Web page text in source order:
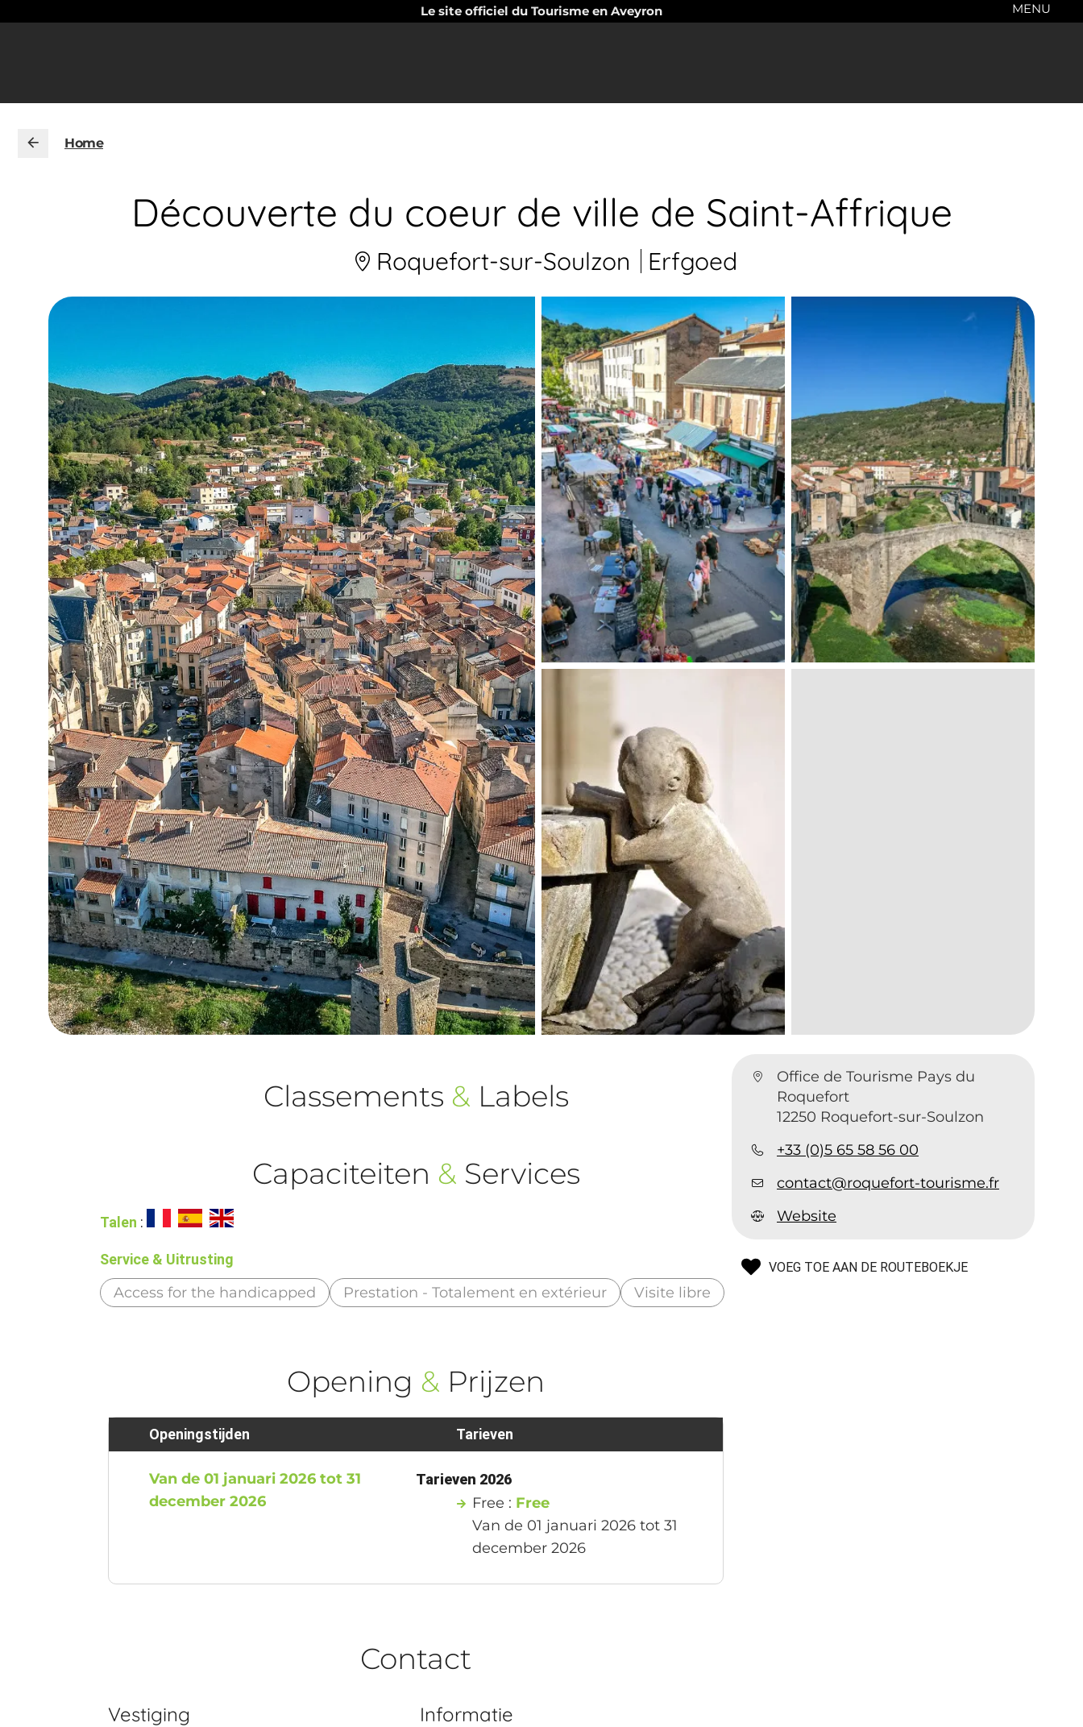
Le site officiel du Tourisme en Aveyron MENU
Home
Découverte du coeur de ville de Saint-Affrique
Roquefort-sur-Soulzon Erfgoed
Office de Tourisme Pays du
Roquefort
12250 Roquefort-sur-Soulzon
+33 (0)5 65 58 56 00
contact@roquefort-tourisme.fr
Website
VOEG TOE AAN DE ROUTEBOEKJE
Classements & Labels
Capaciteiten & Services
Talen :
Service & Uitrusting
Access for the handicapped Prestation - Totalement en extérieur Visite libre
Opening & Prijzen
Openingstijden
Van de 01 januari 2026 tot 31
december 2026
Tarieven
Tarieven 2026
Free : Free
Van de 01 januari 2026 tot 31
december 2026
Contact
Vestiging Informatie